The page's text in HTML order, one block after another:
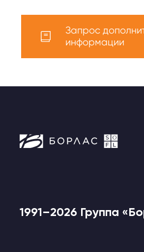
Запрос
информации
1991–2026 Группа